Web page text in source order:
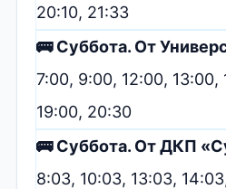
20:10, 21:33
🚌 Суббота. От
7:00, 9:00, 12:00, 13:00,
19:00, 20:30
🚌 Суббота. От ДКП
8:03, 10:03, 13:03,